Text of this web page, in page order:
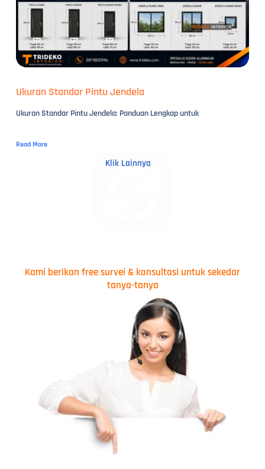
Ukuran Standar Pintu Jendela
Ukuran Standar Pintu Jendela: Panduan Lengkap untuk
Read More
Klik Lainnya
Kami berikan free survei & konsultasi untuk sekedar
tanya-tanya